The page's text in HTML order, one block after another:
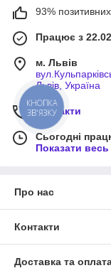
93% позитивних
Працює з
м. Львів
Львів, Україна
Контакти
Сьогодні
Показати
Про нас
Контакти
Доставка та
КНОПКА
ЗВ'ЯЗКУ